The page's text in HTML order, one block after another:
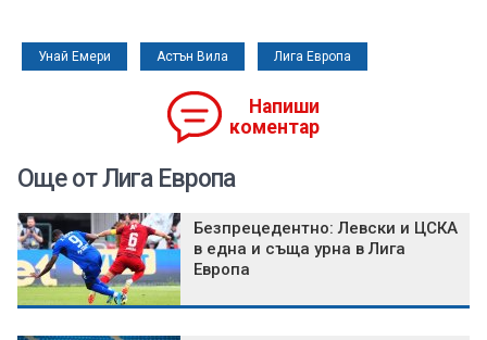
Унай Емери Астън Вила Лига Европа
Напиши
коментар
Още от Лига Европа
Безпрецедентно: Левски и ЦСКА
в една и съща урна в Лига
Европа